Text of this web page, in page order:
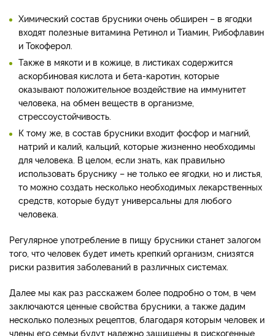
Химический состав брусники очень обширен – в ягодки
входят полезные витамина Ретинол и Тиамин, Рибофлавин
и Токоферол.
Также в мякоти и в кожице, в листиках содержится
аскорбиновая кислота и бета-каротин, которые
оказывают положительное воздействие на иммунитет
человека, на обмен веществ в организме,
стрессоустойчивость.
К тому же, в состав брусники входит фосфор и магний,
натрий и калий, кальций, которые жизненно необходимы
для человека. В целом, если знать, как правильно
использовать бруснику – не только ее ягодки, но и листья,
то можно создать несколько необходимых лекарственных
средств, которые будут универсальны для любого
человека.
Регулярное употребление в пищу брусники станет залогом
того, что человек будет иметь крепкий организм, снизятся
риски развития заболеваний в различных системах.
Далее мы как раз расскажем более подробно о том, в чем
заключаются ценные свойства брусники, а также дадим
несколько полезных рецептов, благодаря которым человек и
члены его семьи будут надежно защищены в рискогенные